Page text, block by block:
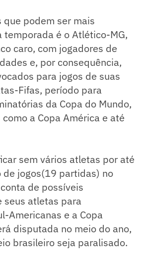
que podem ser mais
temporada é o Atlético-MG,
caro, com jogadores de
e, por consequência,
para jogos de suas
Fifas, período para
da Copa do Mundo,
a Copa América e até
sem vários atletas por até
de jogos(19 partidas) no
de possíveis
seus atletas para
Americanas e a Copa
disputada no meio do ano,
brasileiro seja paralisado.